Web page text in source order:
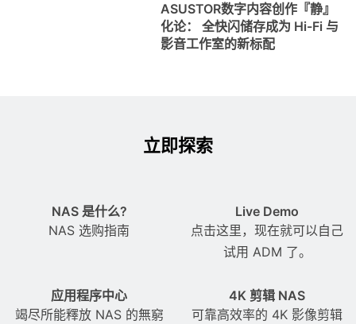
ASUSTOR数字内容创作『静』
化论： 全快闪储存成为 Hi-Fi 与
影音工作室的新标配
立即探索
NAS 是什么?
NAS 选购指南
Live Demo
点击这里，现在就可以自己
试用 ADM 了。
应用程序中心
竭尽所能釋放 NAS 的無窮
4K 剪辑 NAS
可靠高效率的 4K 影像剪辑